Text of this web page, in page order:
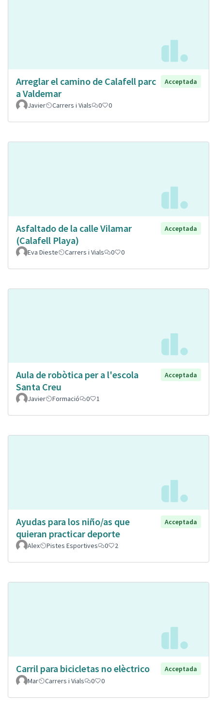
Arreglar el camino de Calafell parc
a Valdemar
Acceptada
Javier Carrers i Vials 0 0
Asfaltado de la calle Vilamar
(Calafell Playa)
Acceptada
Eva Dieste Carrers i Vials 0 0
Aula de robòtica per a l'escola
Santa Creu
Acceptada
Javier Formació 0 1
Ayudas para los niño/as que
quieran practicar deporte
Acceptada
Alex Pistes Esportives 0 2
Carril para bicicletas no elèctrico
Acceptada
Mar
Carrers i Vials 0 0